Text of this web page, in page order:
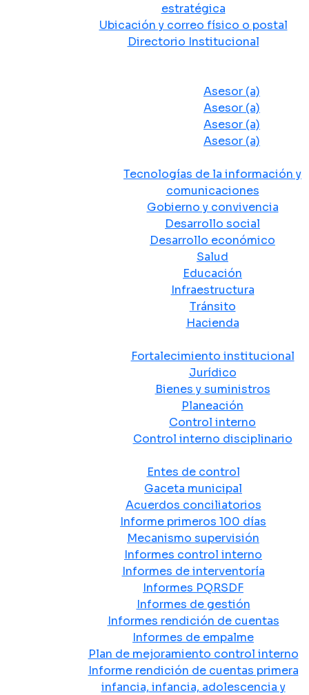
estratégica
Ubicación y correo físico o postal
Directorio Institucional
Asesor (a)
Asesor (a)
Asesor (a)
Asesor (a)
Tecnologías de la información y
comunicaciones
Gobierno y convivencia
Desarrollo social
Desarrollo económico
Salud
Educación
Infraestructura
Tránsito
Hacienda
Fortalecimiento institucional
Jurídico
Bienes y suministros
Planeación
Control interno
Control interno disciplinario
Entes de control
Gaceta municipal
Acuerdos conciliatorios
Informe primeros 100 días
Mecanismo supervisión
Informes control interno
Informes de interventoría
Informes PQRSDF
Informes de gestión
Informes rendición de cuentas
Informes de empalme
Plan de mejoramiento control interno
Informe rendición de cuentas primera
infancia, infancia, adolescencia y